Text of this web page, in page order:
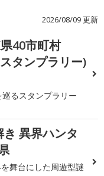
2026/08/09 更新
40市町村
タンプラリー)
るスタンプラリー
異界ハンタ
舞台にした周遊型謎